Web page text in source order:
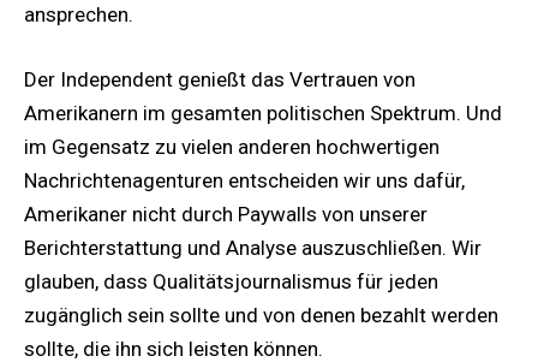
ansprechen.
Der Independent genießt das Vertrauen von
Amerikanern im gesamten politischen Spektrum. Und
im Gegensatz zu vielen anderen hochwertigen
Nachrichtenagenturen entscheiden wir uns dafür,
Amerikaner nicht durch Paywalls von unserer
Berichterstattung und Analyse auszuschließen. Wir
glauben, dass Qualitätsjournalismus für jeden
zugänglich sein sollte und von denen bezahlt werden
sollte, die ihn sich leisten können.